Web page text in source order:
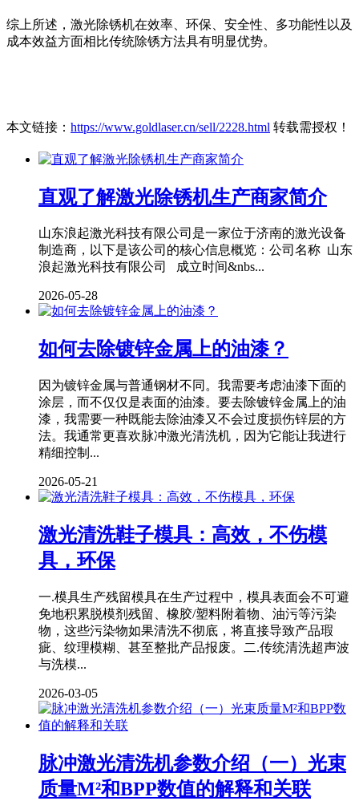
综上所述，激光除锈机在效率、环保、安全性、多功能性以及
成本效益方面相比传统除锈方法具有明显优势。
本文链接： https://www.goldlaser.cn/sell/2228.html 转载需授权！
直观了解激光除锈机生产商家简介
山东浪起激光科技有限公司是一家位于济南的激光设备
制造商，以下是该公司的核心信息概览：公司名称 山东
浪起激光科技有限公司 成立时间&nbs...
2026-05-28
如何去除镀锌金属上的油漆？
因为镀锌金属与普通钢材不同。我需要考虑油漆下面的
涂层，而不仅仅是表面的油漆。要去除镀锌金属上的油
漆，我需要一种既能去除油漆又不会过度损伤锌层的方
法。我通常更喜欢脉冲激光清洗机，因为它能让我进行
精细控制...
2026-05-21
激光清洗鞋子模具：高效，不伤模
具，环保
一.模具生产残留模具在生产过程中，模具表面会不可避
免地积累脱模剂残留、橡胶/塑料附着物、油污等污染
物，这些污染物如果清洗不彻底，将直接导致产品瑕
疵、纹理模糊、甚至整批产品报废。二.传统清洗超声波
与洗模...
2026-03-05
脉冲激光清洗机参数介绍（一）光束
质量M²和BPP数值的解释和关联